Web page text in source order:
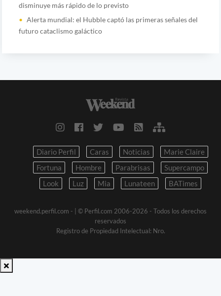
disminuye más rápido de lo previsto
Alerta mundial: el Hubble captó las primeras señales del
futuro cataclismo galáctico
Diario Perfil Caras Noticias
Marie Claire
Fortuna
Hombre Parabrisas
Supercampo
Look
Luz Mia Lunateen BATimes
weekend.perfil.com -
| © Perfil.com 2006-2026 - Todos los derechos
reservados
Registro de Propiedad Intelectual: Nro.